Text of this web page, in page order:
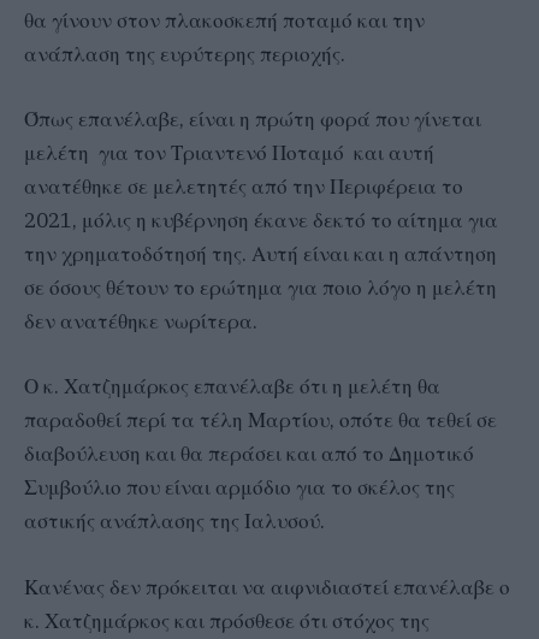
θα γίνουν στον πλακοσκεπή ποταμό και την
ανάπλαση της ευρύτερης περιοχής.
Όπως επανέλαβε, είναι η πρώτη φορά που γίνεται
μελέτη για τον Τριαντενό Ποταμό και αυτή
ανατέθηκε σε μελετητές από την Περιφέρεια το
2021, μόλις η κυβέρνηση έκανε δεκτό το αίτημα για
την χρηματοδότησή της. Αυτή είναι και η απάντηση
σε όσους θέτουν το ερώτημα για ποιο λόγο η μελέτη
δεν ανατέθηκε νωρίτερα.
Ο κ. Χατζημάρκος επανέλαβε ότι η μελέτη θα
παραδοθεί περί τα τέλη Μαρτίου, οπότε θα τεθεί σε
διαβούλευση και θα περάσει και από το Δημοτικό
Συμβούλιο που είναι αρμόδιο για το σκέλος της
αστικής ανάπλασης της Ιαλυσού.
Κανένας δεν πρόκειται να αιφνιδιαστεί επανέλαβε ο
κ. Χατζημάρκος και πρόσθεσε ότι στόχος της